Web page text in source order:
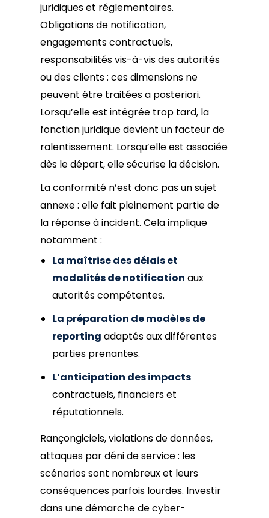
juridiques et réglementaires.
Obligations de notification,
engagements contractuels,
responsabilités vis-à-vis des autorités
ou des clients : ces dimensions ne
peuvent être traitées a posteriori.
Lorsqu’elle est intégrée trop tard, la
fonction juridique devient un facteur de
ralentissement. Lorsqu’elle est associée
dès le départ, elle sécurise la décision.
La conformité n’est donc pas un sujet
annexe : elle fait pleinement partie de
la réponse à incident. Cela implique
notamment :
La maîtrise des délais et
modalités de notification aux
autorités compétentes.
La préparation de modèles de
reporting adaptés aux différentes
parties prenantes.
L’anticipation des impacts
contractuels, financiers et
réputationnels.
Rançongiciels, violations de données,
attaques par déni de service : les
scénarios sont nombreux et leurs
conséquences parfois lourdes. Investir
dans une démarche de cyber-